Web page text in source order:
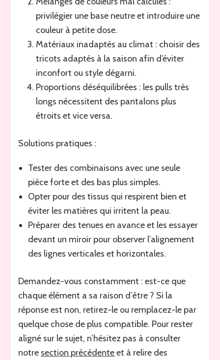
privilégier une base neutre et introduire une
couleur à petite dose.
Matériaux inadaptés au climat : choisir des
tricots adaptés à la saison afin d’éviter
inconfort ou style dégarni.
Proportions déséquilibrées : les pulls très
longs nécessitent des pantalons plus
étroits et vice versa.
Solutions pratiques :
Tester des combinaisons avec une seule
pièce forte et des bas plus simples.
Opter pour des tissus qui respirent bien et
éviter les matières qui irritent la peau.
Préparer des tenues en avance et les essayer
devant un miroir pour observer l’alignement
des lignes verticales et horizontales.
Demandez-vous constamment : est-ce que
chaque élément a sa raison d’être ? Si la
réponse est non, retirez-le ou remplacez-le par
quelque chose de plus compatible. Pour rester
aligné sur le sujet, n’hésitez pas à consulter
notre section précédenteet à relire des